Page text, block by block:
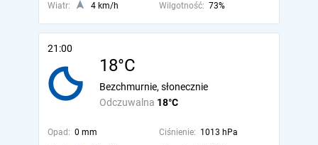
Wiatr:
4 km/h Wilgotność: 73%
21:00
18°C
Odczuwalna 18°C
Bezchmurnie, słonecznie
Opad: 0 mm Ciśnienie: 1013 hPa